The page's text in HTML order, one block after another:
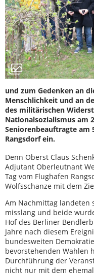
und zum Gedenken an
Menschlichkeit und an
des militärischen
Nationalsozialismus am
Seniorenbeauftragte am
Rangsdorf ein.
Denn Oberst Claus
Adjutant Oberleutnant
Tag vom Flughafen
Wolfsschanze mit dem
Am Nachmittag landeten
misslang und beide
Hof des Berliner
Jahre nach diesem
bundesweiten
bevorstehenden Wahlen
Durchführung der
nicht nur mit dem